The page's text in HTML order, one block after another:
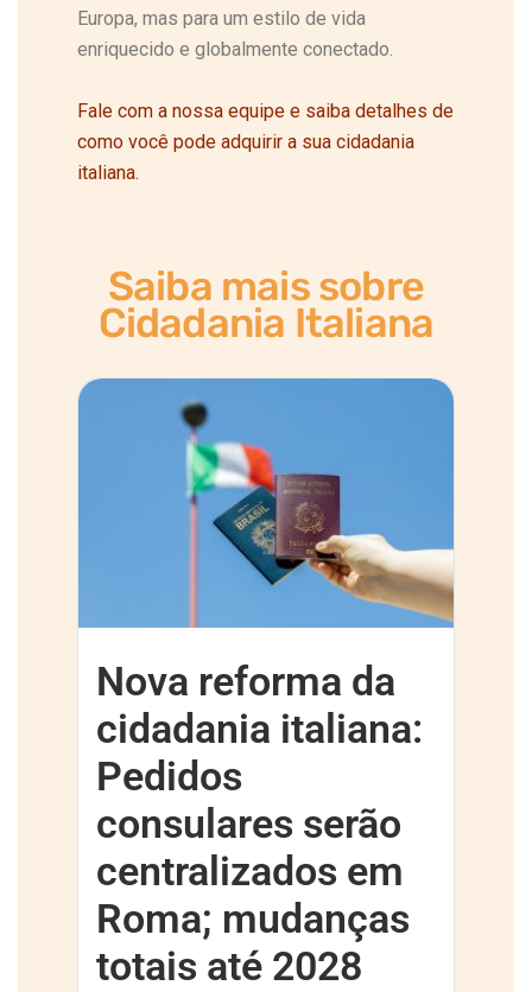
Europa, mas para um estilo de vida
enriquecido e globalmente conectado.
Fale com a nossa equipe e saiba detalhes de
como você pode adquirir a sua cidadania
italiana.
Saiba mais sobre
Cidadania Italiana
Nova reforma da
cidadania italiana:
Pedidos
consulares serão
centralizados em
Roma; mudanças
totais até 2028